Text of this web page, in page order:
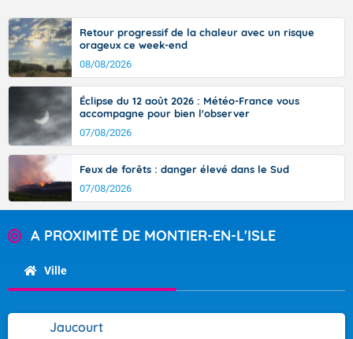
Retour progressif de la chaleur avec un risque
orageux ce week-end
08/08/2026
Éclipse du 12 août 2026 : Météo-France vous
accompagne pour bien l'observer
07/08/2026
Feux de forêts : danger élevé dans le Sud
07/08/2026
A PROXIMITÉ DE MONTIER-EN-L'ISLE
Ville
Jaucourt